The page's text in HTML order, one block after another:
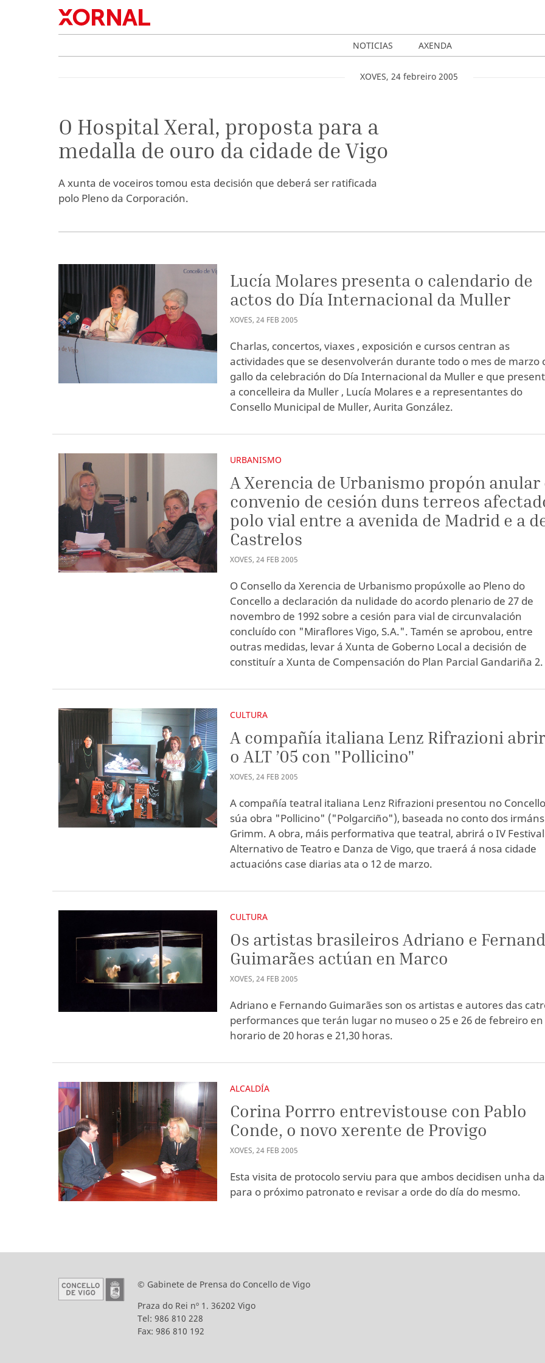
NOTICIAS AXENDA
XOVES, 24 febreiro 2005
O Hospital Xeral, proposta para a
medalla de ouro da cidade de Vigo
A xunta de voceiros tomou esta decisión que deberá ser ratificada
polo Pleno da Corporación.
Lucía Molares presenta o calendario de
actos do Día Internacional da Muller
XOVES,24 FEB 2005
Charlas, concertos, viaxes , exposición e cursos centran as
actividades que se desenvolverán durante todo o mes de marzo
gallo da celebración do Día Internacional da Muller e que
a concelleira da Muller , Lucía Molares e a representantes do
Consello Municipal de Muller, Aurita González.
URBANISMO
A Xerencia de Urbanismo propón anular
convenio de cesión duns terreos
polo vial entre a avenida de Madrid e a
Castrelos
XOVES,24 FEB 2005
O Consello da Xerencia de Urbanismo propúxolle ao Pleno do
Concello a declaración da nulidade do acordo plenario de 27 de
novembro de 1992 sobre a cesión para vial de circunvalación
concluído con "Miraflores Vigo, S.A.". Tamén se aprobou, entre
outras medidas, levar á Xunta de Goberno Local a decisión de
constituír a Xunta de Compensación do Plan Parcial Gandariña 2.
CULTURA
A compañía italiana Lenz Rifrazioni
o ALT ’05 con "Pollicino"
XOVES,24 FEB 2005
A compañía teatral italiana Lenz Rifrazioni presentou no
súa obra "Pollicino" ("Polgarciño"), baseada no conto dos irmáns
Grimm. A obra, máis performativa que teatral, abrirá o IV Festival
Alternativo de Teatro e Danza de Vigo, que traerá á nosa cidade
actuacións case diarias ata o 12 de marzo.
CULTURA
Os artistas brasileiros Adriano e
Guimarães actúan en Marco
XOVES,24 FEB 2005
Adriano e Fernando Guimarães son os artistas e autores das
performances que terán lugar no museo o 25 e 26 de febreiro en
horario de 20 horas e 21,30 horas.
ALCALDÍA
Corina Porrro entrevistouse con Pablo
Conde, o novo xerente de Provigo
XOVES,24 FEB 2005
Esta visita de protocolo serviu para que ambos decidisen unha
para o próximo patronato e revisar a orde do día do mesmo.
© Gabinete de Prensa do Concello de Vigo
Praza do Rei nº 1. 36202 Vigo
Tel: 986 810 228
Fax: 986 810 192